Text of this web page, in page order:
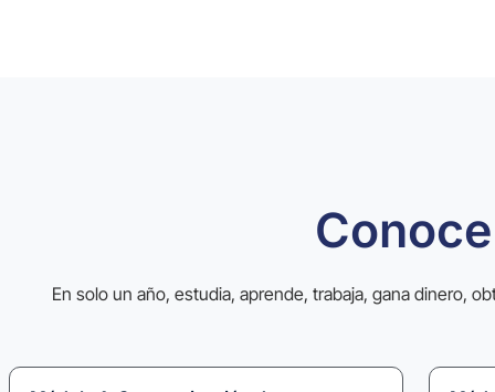
En solo un año, estudia, aprende, trabaja, gana dinero,